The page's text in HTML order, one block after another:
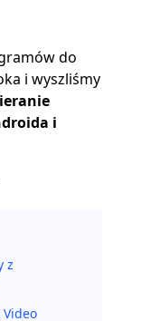
do
i wyszliśmy
i
z
Video